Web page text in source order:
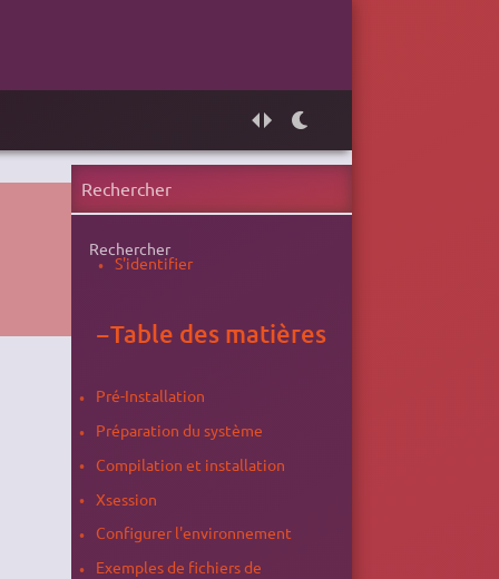
Rechercher
S'identifier
−Table des matières
Pré-Installation
Préparation du système
Compilation et installation
Xsession
Configurer l'environnement
Exemples de fichiers de